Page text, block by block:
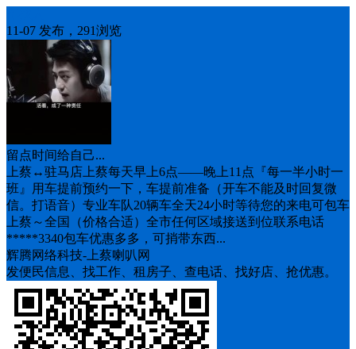
11-07 发布，291浏览
留点时间给自己...
上蔡↔️驻马店上蔡每天早上6点——晚上11点『每一半小时一
班』用车提前预约一下，车提前准备（开车不能及时回复微
信。打语音）专业车队20辆车全天24小时等待您的来电可包车
上蔡～全国（价格合适）全市任何区域接送到位联系电话
*****3340包车优惠多多，可捎带东西...
辉腾网络科技-上蔡喇叭网
发便民信息、找工作、租房子、查电话、找好店、抢优惠。